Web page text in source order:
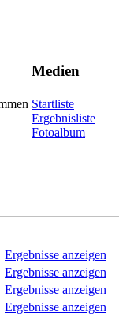
Medien
Startliste
Ergebnisliste
Fotoalbum
Ergebnisse anzeigen
Ergebnisse anzeigen
Ergebnisse anzeigen
Ergebnisse anzeigen